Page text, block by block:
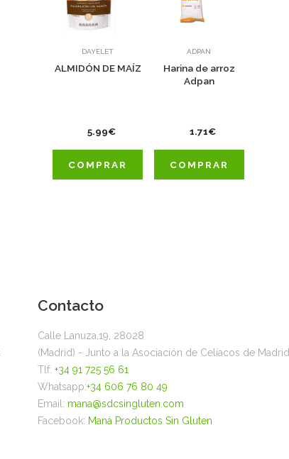
DAYELET
ALMIDÓN DE MAÍZ
5.99€
COMPRAR
ADPAN
Harina de arroz
Adpan
1.71€
COMPRAR
Contacto
Calle Lanuza,19, 28028
(Madrid) - Junto a la Asociación de Celíacos de Madrid
Tlf: +34 91 725 56 61
Whatsapp:+34 606 76 80 49
Email: mana@sdcsingluten.com
Facebook: Maná Productos Sin Gluten